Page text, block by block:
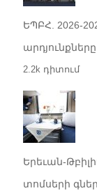
ԵՊԲՀ. 2026-
արդյունքները
2.2k դիտում
Երեւան-
տոմսերի